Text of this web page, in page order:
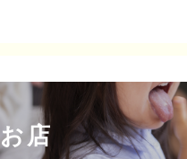
お店